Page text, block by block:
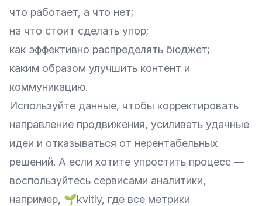
что работает, а что нет;
на что стоит сделать упор;
как эффективно распределять бюджет;
каким образом улучшить контент и
коммуникацию.
Используйте данные, чтобы корректировать
направление продвижения, усиливать удачные
идеи и отказываться от нерентабельных
решений. А если хотите упростить процесс —
воспользуйтесь сервисами аналитики,
например, 🌱kvitly, где все метрики